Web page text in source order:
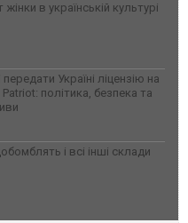
в українській культурі
Україні ліцензію на
політика, безпека та
і всі інші склади